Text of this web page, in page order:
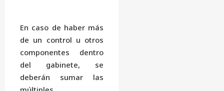
En caso de haber más
de un control u otros
componentes dentro
del gabinete, se
deberán sumar las